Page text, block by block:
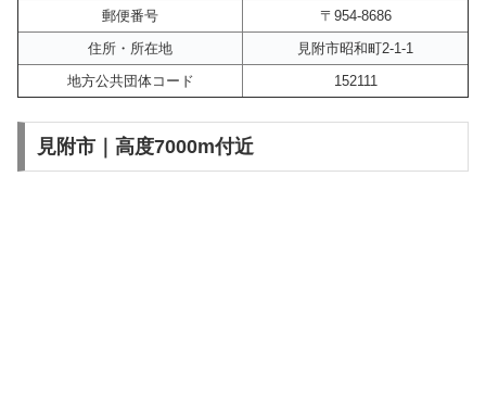
郵便番号
〒954-8686
住所・所在地
見附市昭和町2-1-1
地方公共団体コード
152111
見附市｜高度7000m付近